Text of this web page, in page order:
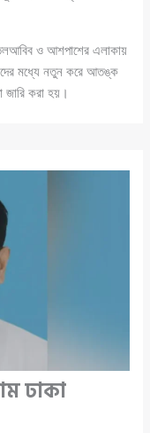
ও আশপাশের এলাকায়
মধ্যে নতুন করে আতঙ্ক
জারি করা হয়।
ঢাকা